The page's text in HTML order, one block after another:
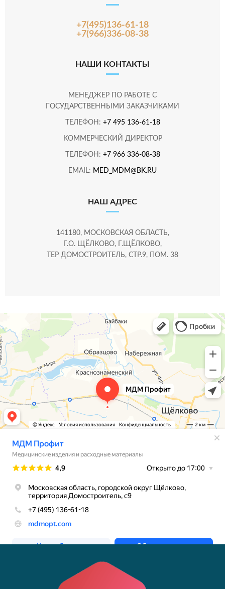
+7(495)136-61-18
+7(966)336-08-38
НАШИ КОНТАКТЫ
МЕНЕДЖЕР ПО РАБОТЕ С
ГОСУДАРСТВЕННЫМИ ЗАКАЗЧИКАМИ
ТЕЛЕФОН: +7 495 136-61-18
КОММЕРЧЕСКИЙ ДИРЕКТОР
ТЕЛЕФОН: +7 966 336-08-38
EMAIL: MED_MDM@BK.RU
НАШ АДРЕС
141180, МОСКОВСКАЯ ОБЛАСТЬ,
Г.О. ЩЁЛКОВО, Г.ЩЁЛКОВО,
ТЕР ДОМОСТРОИТЕЛЬ, СТР.9, ПОМ. 38